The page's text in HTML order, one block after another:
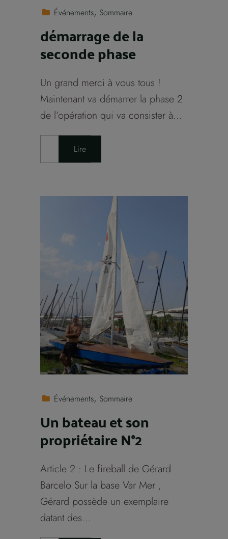
Événements Sommaire
démarrage de la
seconde phase
Un grand merci à vous tous !
Maintenant va démarrer la phase 2
de l’opération qui va consister à...
Lire
Événements Sommaire
Un bateau et son
propriétaire N°2
Article 2 : Le fireball de Gérard
Barcelo Sur la base Var Mer ,
Gérard possède un exemplaire
datant des...